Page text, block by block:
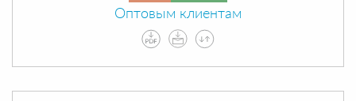
Оптовым клиентам